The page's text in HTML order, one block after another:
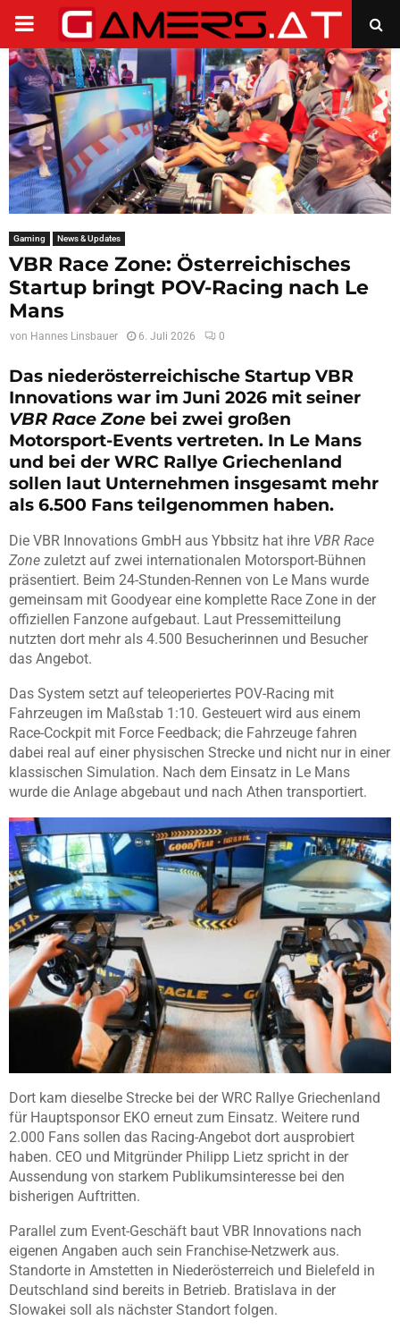
PRIMARY
MENU
Gaming News & Updates
VBR Race Zone: Österreichisches
Startup bringt POV-Racing nach Le
Mans
von Hannes Linsbauer 6. Juli 2026 0
Das niederösterreichische Startup VBR
Innovations war im Juni 2026 mit seiner
VBR Race Zone bei zwei großen
Motorsport-Events vertreten. In Le Mans
und bei der WRC Rallye Griechenland
sollen laut Unternehmen insgesamt mehr
als 6.500 Fans teilgenommen haben.
Die VBR Innovations GmbH aus Ybbsitz hat ihre VBR Race
Zone zuletzt auf zwei internationalen Motorsport-Bühnen
präsentiert. Beim 24-Stunden-Rennen von Le Mans wurde
gemeinsam mit Goodyear eine komplette Race Zone in der
offiziellen Fanzone aufgebaut. Laut Pressemitteilung
nutzten dort mehr als 4.500 Besucherinnen und Besucher
das Angebot.
Das System setzt auf teleoperiertes POV-Racing mit
Fahrzeugen im Maßstab 1:10. Gesteuert wird aus einem
Race-Cockpit mit Force Feedback; die Fahrzeuge fahren
dabei real auf einer physischen Strecke und nicht nur in einer
klassischen Simulation. Nach dem Einsatz in Le Mans
wurde die Anlage abgebaut und nach Athen transportiert.
Dort kam dieselbe Strecke bei der WRC Rallye Griechenland
für Hauptsponsor EKO erneut zum Einsatz. Weitere rund
2.000 Fans sollen das Racing-Angebot dort ausprobiert
haben. CEO und Mitgründer Philipp Lietz spricht in der
Aussendung von starkem Publikumsinteresse bei den
bisherigen Auftritten.
Parallel zum Event-Geschäft baut VBR Innovations nach
eigenen Angaben auch sein Franchise-Netzwerk aus.
Standorte in Amstetten in Niederösterreich und Bielefeld in
Deutschland sind bereits in Betrieb. Bratislava in der
Slowakei soll als nächster Standort folgen.